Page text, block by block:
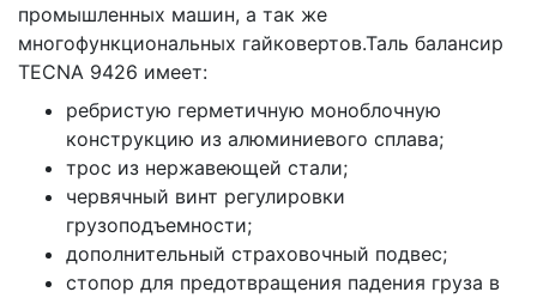
промышленных машин, а так же
многофункциональных гайковертов.Таль балансир
TECNA 9426 имеет:
ребристую герметичную моноблочную
конструкцию из алюминиевого сплава;
трос из нержавеющей стали;
червячный винт регулировки
грузоподъемности;
дополнительный страховочный подвес;
стопор для предотвращения падения груза в